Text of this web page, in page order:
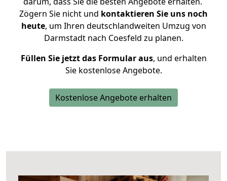
Zögern Sie nicht und kontaktieren Sie uns noch
heute, um Ihren deutschlandweiten Umzug von
Darmstadt nach Coesfeld zu planen.
Füllen Sie jetzt das Formular aus, und erhalten
Sie kostenlose Angebote.
Kostenlose Angebote erhalten